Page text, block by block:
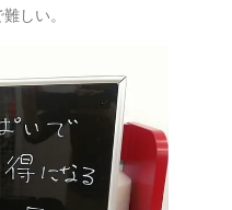
しい。